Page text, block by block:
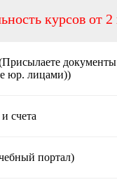
курсов от 2
юр. лицами))
счета
портал)